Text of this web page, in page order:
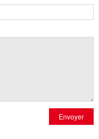
Envoyer